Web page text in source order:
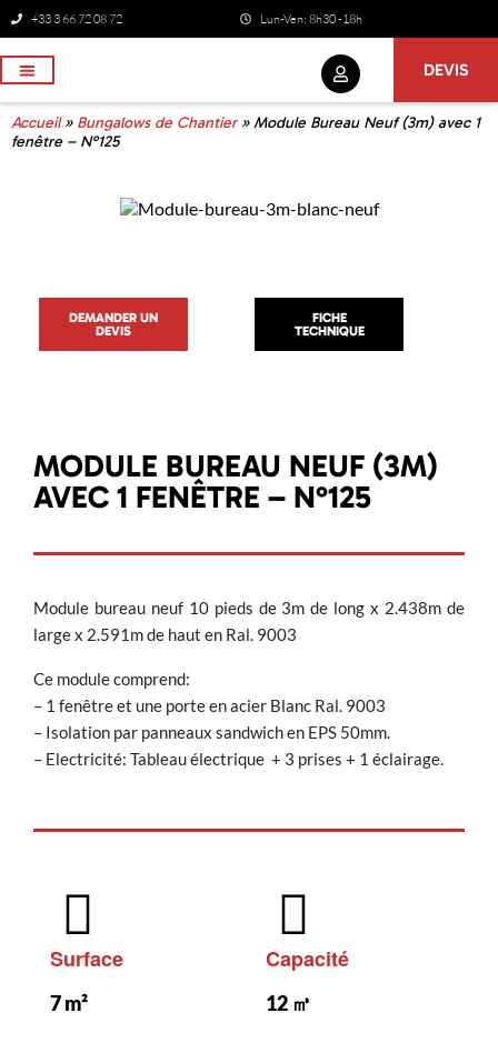
+33 3 66 72 08 72 Lun-Ven: 8h30 -18h
DEVIS
Accueil» Bungalows de Chantier»Module Bureau Neuf (3m) avec 1
fenêtre – N°125
DEMANDER UN
DEVIS
FICHE
TECHNIQUE
MODULE BUREAU NEUF (3M)
AVEC 1 FENÊTRE – N°125
Module bureau neuf 10 pieds de 3m de long x 2.438m de
large x 2.591m de haut en Ral. 9003
Ce module comprend:
– 1 fenêtre et une porte en acier Blanc Ral. 9003
– Isolation par panneaux sandwich en EPS 50mm.
– Electricité: Tableau électrique + 3 prises + 1 éclairage.
Surface
7 m²
Capacité
12 ㎥